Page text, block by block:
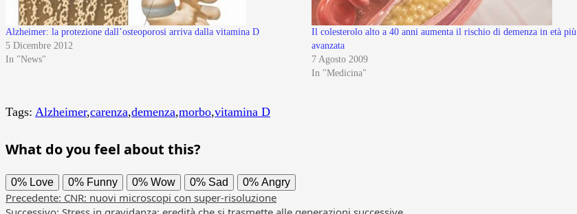
Alzheimer: la protezione dall’osteoporosi arriva dalla vitamina D
5 Dicembre 2012
In "News"
Il colesterolo alto a 40 anni aumenta il rischio di demenza in età più
avanzata
7 Agosto 2009
In "Medicina"
Tags: Alzheimer,carenza,demenza,morbo,vitamina D
What do you feel about this?
0% Love 0% Funny 0% Wow 0% Sad 0% Angry
Navigazione
Precedente: CNR: nuovi microscopi con super-risoluzione